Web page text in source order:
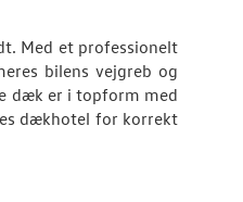
Med et professionelt
bilens vejgreb og
dæk er i topform med
dækhotel for korrekt